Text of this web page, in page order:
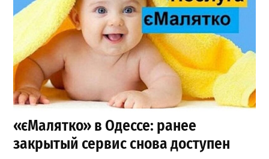
«єМалятко» в Одессе: ранее
закрытый сервис снова доступен